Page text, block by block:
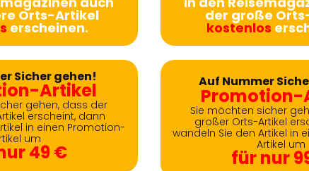
Orts-Artikel
erscheinen.
Sicher gehen!
Artikel
gehen, dass der
erscheint, dann
in einen Promotion-
um
49 €
der große
kostenlos
Auf Nummer
Promotion-
Sie möchten sicher
großer Orts-Artikel
wandeln Sie den Artikel in
Artikel um
für nur